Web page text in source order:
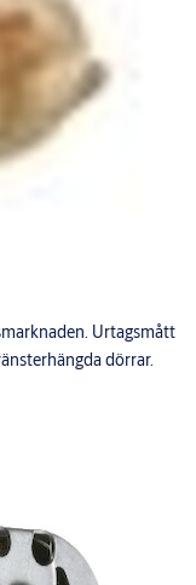
Urtagsmått
dörrar.